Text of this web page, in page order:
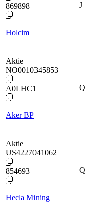
869898
Holcim
J
Aktie
NO0010345853
A0LHC1
Aker BP
Q
Aktie
US4227041062
854693
Hecla Mining
Q